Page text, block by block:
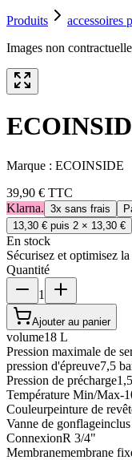
Produits accessoires
Images non
Marque : ECOINSIDE
39,90 € TTC
Klarna. 3x sans frais
13,30 € puis 2 × 13,30 €
En stock
Sécurisez et optimisez
Quantité
1
Ajouter au panier
volume18 L
Pression maximale de
pression d'épreuve7,5
Pression de précharge
Température Min/Max-
Couleurpeinture de
Vanne de gonflageinclus
ConnexionR 3/4"
Membranemembrane